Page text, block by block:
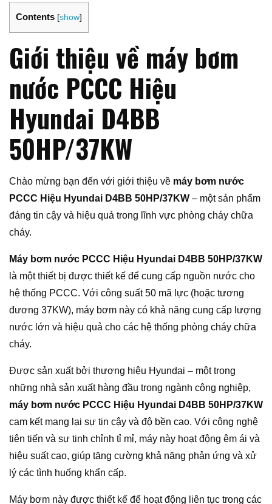
Contents [show]
Giới thiệu về máy bơm
nước PCCC Hiệu
Hyundai D4BB
50HP/37KW
Chào mừng bạn đến với giới thiệu về máy bơm nước
PCCC Hiệu Hyundai D4BB 50HP/37KW – một sản phẩm
đáng tin cậy và hiệu quả trong lĩnh vực phòng cháy chữa
cháy.
Máy bơm nước PCCC Hiệu Hyundai D4BB 50HP/37KW
là một thiết bị được thiết kế để cung cấp nguồn nước cho
hệ thống PCCC. Với công suất 50 mã lực (hoặc tương
đương 37KW), máy bơm này có khả năng cung cấp lượng
nước lớn và hiệu quả cho các hệ thống phòng cháy chữa
cháy.
Được sản xuất bởi thương hiệu Hyundai – một trong
những nhà sản xuất hàng đầu trong ngành công nghiệp,
máy bơm nước PCCC Hiệu Hyundai D4BB 50HP/37KW
cam kết mang lại sự tin cậy và độ bền cao. Với công nghệ
tiên tiến và sự tinh chỉnh tỉ mỉ, máy này hoạt động êm ái và
hiệu suất cao, giúp tăng cường khả năng phản ứng và xử
lý các tình huống khẩn cấp.
Máy bơm này được thiết kế để hoạt động liên tục trong các